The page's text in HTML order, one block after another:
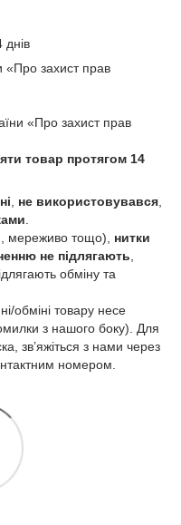
«Про захист прав
«Про захист прав
товар протягом 14
не використовувався
мереживо тощо), нитки
не підлягають
обміну та
обміні товару несе
з нашого боку). Для
зв’яжіться з нами через
номером.